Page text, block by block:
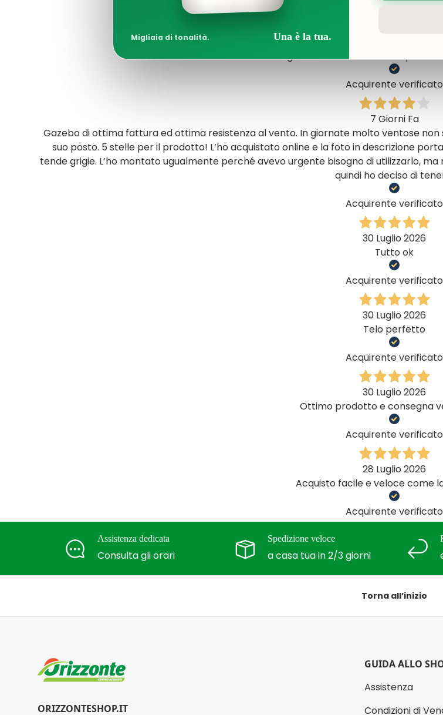
Acquirente verificato
gentilezza e cortesia al top.
Acquirente verificato
7 Giorni Fa
Gazebo di ottima fattura ed ottima resistenza al vento. In giornate molto ventose
suo posto. 5 stelle per il prodotto! L’ho acquistato online e la foto in descrizione
tende grigie. L’ho montato ugualmente perché avevo urgente bisogno di utilizzarlo,
quindi ho deciso di
Acquirente verificato
30 Luglio 2026
Tutto ok
Acquirente verificato
30 Luglio 2026
Telo perfetto
Acquirente verificato
30 Luglio 2026
Ottimo prodotto e consegna
Acquirente verificato
28 Luglio 2026
Acquisto facile e veloce come
Acquirente verificato
Assistenza dedicata
Consulta gli orari
Spedizione veloce
a casa tua in 2/3 giorni
Torna all’inizio
ORIZZONTESHOP.IT
GUIDA ALLO
Assistenza
Condizioni di
Migliaia di tonalità. Una è la tua.